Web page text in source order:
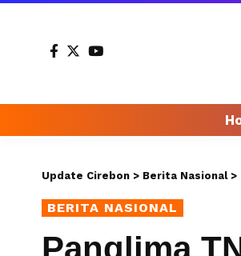
Update Cirebon > Berita Nasional>
BERITA NASIONAL
Panglima